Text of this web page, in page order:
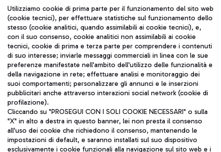
Seguici sui social
TRAVEL JOURNAL
ITA
Utilizziamo cookie di prima parte per il funzionamento del sito web
(cookie tecnici), per effettuare statistiche sul funzionamento dello
stesso (cookie analitici, quando assimilabili ai cookie tecnici), e,
con il suo consenso, cookie analitici non assimilabili ai cookie
tecnici, cookie di prima e terza parte per comprendere i contenuti
di suo interesse; inviarle messaggi commerciali in linea con le sue
preferenze manifestate nell'ambito dell'utilizzo delle funzionalità e
della navigazione in rete; effettuare analisi e monitoraggio dei
suoi comportamenti; personalizzare gli annunci e le inserzioni
pubblicitari anche attraverso interazioni social network (cookie di
profilazione).
Cliccando su "PROSEGUI CON I SOLI COOKIE NECESSARI" o sulla
"X" in alto a destra in questo banner, lei non presta il consenso
all'uso dei cookie che richiedono il consenso, mantenendo le
impostazioni di default, e saranno installati sul suo dispositivo
esclusivamente i cookie funzionali alla navigazione sul sito web e i